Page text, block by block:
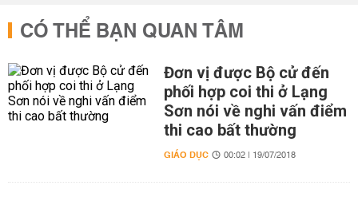
CÓ THỂ BẠN QUAN TÂM
Đơn vị được Bộ cử đến
phối hợp coi thi ở Lạng
Sơn nói về nghi vấn điểm
thi cao bất thường
GIÁO DỤC 00:02 | 19/07/2018